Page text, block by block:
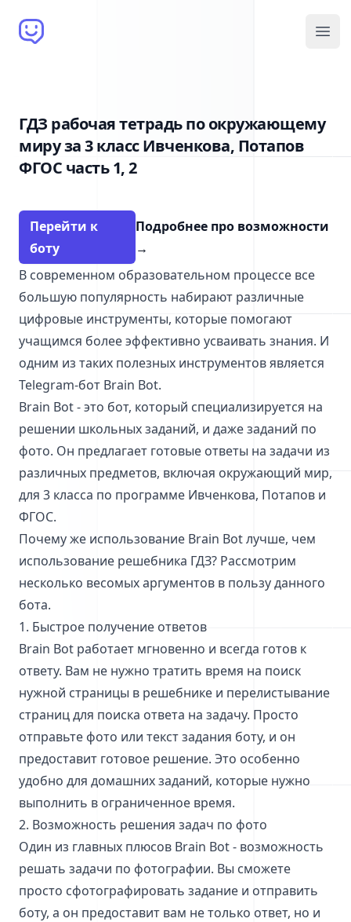
Brain Bot
ГДЗ рабочая тетрадь по окружающему
миру за 3 класс Ивченкова, Потапов
ФГОС часть 1, 2
Перейти к
боту
Подробнее про возможности
→
В современном образовательном процессе все
большую популярность набирают различные
цифровые инструменты, которые помогают
учащимся более эффективно усваивать знания. И
одним из таких полезных инструментов является
Telegram-бот Brain Bot.
Brain Bot - это бот, который специализируется на
решении школьных заданий, и даже заданий по
фото. Он предлагает готовые ответы на задачи из
различных предметов, включая окружающий мир,
для 3 класса по программе Ивченкова, Потапов и
ФГОС.
Почему же использование Brain Bot лучше, чем
использование решебника ГДЗ? Рассмотрим
несколько весомых аргументов в пользу данного
бота.
1. Быстрое получение ответов
Brain Bot работает мгновенно и всегда готов к
ответу. Вам не нужно тратить время на поиск
нужной страницы в решебнике и перелистывание
страниц для поиска ответа на задачу. Просто
отправьте фото или текст задания боту, и он
предоставит готовое решение. Это особенно
удобно для домашних заданий, которые нужно
выполнить в ограниченное время.
2. Возможность решения задач по фото
Один из главных плюсов Brain Bot - возможность
решать задачи по фотографии. Вы сможете
просто сфотографировать задание и отправить
боту, а он предоставит вам не только ответ, но и